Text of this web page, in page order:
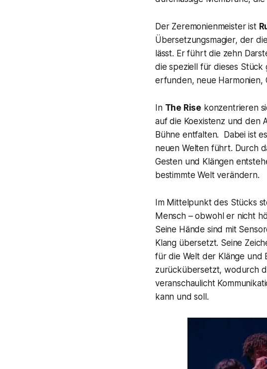
Der Zeremonienmeister ist
Übersetzungsmagier, der
lässt. Er führt die zehn
die speziell für dieses
erfunden, neue Harmonien,
In The Rise konzentrieren
auf die Koexistenz und den
Bühne entfalten. Dabei ist
neuen Welten führt. Durch
Gesten und Klängen
bestimmte Welt verändern.
Im Mittelpunkt des Stücks
Mensch – obwohl er nicht
Seine Hände sind mit
Klang übersetzt. Seine
für die Welt der Klänge und
zurückübersetzt, wodurch
veranschaulicht
kann und soll.